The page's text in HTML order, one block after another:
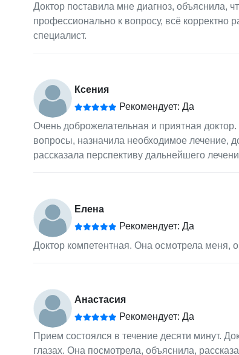
Доктор поставила мне диагноз, объяснила,
профессионально к вопросу, всё корректно
специалист.
Ксения
Рекомендует: Да
Очень доброжелательная и приятная
вопросы, назначила необходимое лечение,
рассказала перспективу дальнейшего
Елена
Рекомендует: Да
Доктор компетентная. Она осмотрела меня,
Анастасия
Рекомендует: Да
Прием состоялся в течение десяти минут.
глазах. Она посмотрела, объяснила,